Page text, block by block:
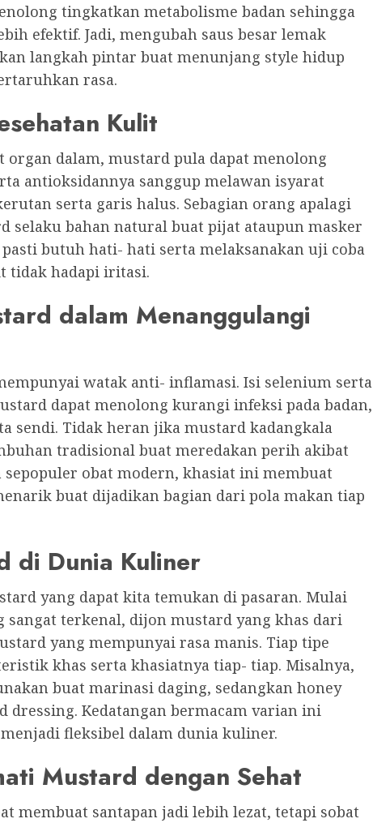
tingkatkan metabolisme badan sehingga
efektif. Jadi, mengubah saus besar lemak
langkah pintar buat menunjang style hidup
rasa.
Kulit
organ dalam, mustard pula dapat menolong
antioksidannya sanggup melawan isyarat
serta garis halus. Sebagian orang apalagi
selaku bahan natural buat pijat ataupun masker
butuh hati- hati serta melaksanakan uji coba
tidak hadapi iritasi.
dalam Menanggulangi
watak anti- inflamasi. Isi selenium serta
dapat menolong kurangi infeksi pada badan,
sendi. Tidak heran jika mustard kadangkala
tradisional buat meredakan perih akibat
obat modern, khasiat ini membuat
buat dijadikan bagian dari pola makan tiap
di Dunia Kuliner
yang dapat kita temukan di pasaran. Mulai
sangat terkenal, dijon mustard yang khas dari
yang mempunyai rasa manis. Tiap tipe
khas serta khasiatnya tiap- tiap. Misalnya,
buat marinasi daging, sedangkan honey
dressing. Kedatangan bermacam varian ini
fleksibel dalam dunia kuliner.
Mustard dengan Sehat
membuat santapan jadi lebih lezat, tetapi sobat